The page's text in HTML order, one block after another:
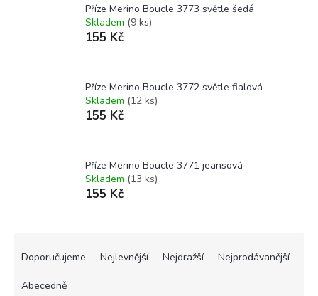
Příze Merino Boucle 3773 světle šedá
Skladem (9 ks)
155 Kč
Příze Merino Boucle 3772 světle fialová
Skladem (12 ks)
155 Kč
Příze Merino Boucle 3771 jeansová
Skladem (13 ks)
155 Kč
e
Doporučujeme Nejlevnější Nejdražší Nejprodávanější
Abecedně